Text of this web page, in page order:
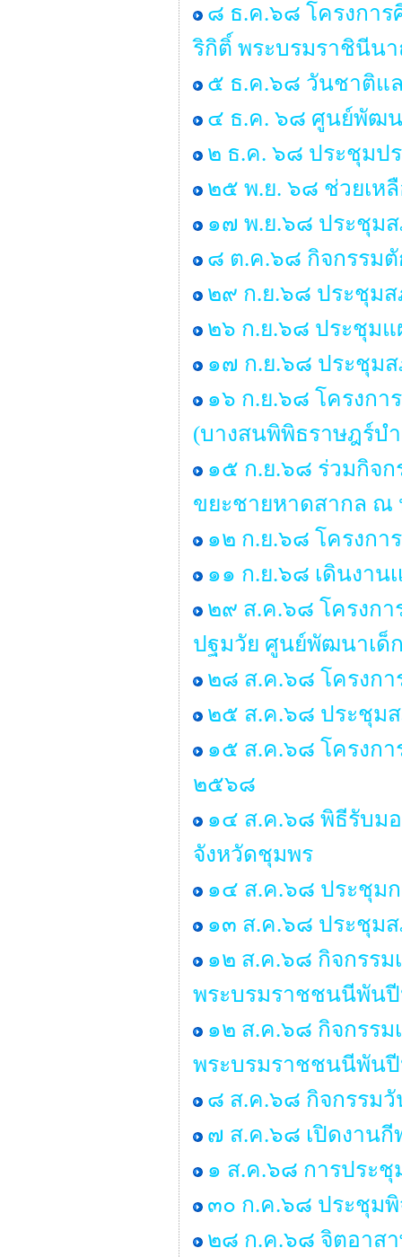
๘ ธ.ค.๖๘ โครงการ
ริกิติ์ พระบรมราชินีน
๕ ธ.ค.๖๘ วันชาติแ
๔ ธ.ค. ๖๘ ศูนย์พัฒน
๒ ธ.ค. ๖๘ ประชุมป
๒๕ พ.ย. ๖๘ ช่วยเห
๑๗ พ.ย.๖๘ ประชุม
๘ ต.ค.๖๘ กิจกรรม
๒๙ ก.ย.๖๘ ประชุม
๒๖ ก.ย.๖๘ ประชุม
๑๗ ก.ย.๖๘ ประชุม
๑๖ ก.ย.๖๘ โครงกา
(บางสนพิพิธราษฎร์บำ
๑๕ ก.ย.๖๘ ร่วมกิจก
ขยะชายหาดสากล ณ
๑๒ ก.ย.๖๘ โครงกา
๑๑ ก.ย.๖๘ เดินงาน
๒๙ ส.ค.๖๘ โครงการ
ปฐมวัย ศูนย์พัฒนาเด็
๒๘ ส.ค.๖๘ โครงก
๒๕ ส.ค.๖๘ ประชุม
๑๕ ส.ค.๖๘ โครงก
๒๕๖๘
๑๔ ส.ค.๖๘ พิธีรับม
จังหวัดชุมพร
๑๔ ส.ค.๖๘ ประชุม
๑๓ ส.ค.๖๘ ประชุม
๑๒ ส.ค.๖๘ กิจกรรม
พระบรมราชชนนีพันปี
๑๒ ส.ค.๖๘ กิจกรรม
พระบรมราชชนนีพันปี
๘ ส.ค.๖๘ กิจกรรม
๗ ส.ค.๖๘ เปิดงานกี
๑ ส.ค.๖๘ การประ
๓๐ ก.ค.๖๘ ประชุม
๒๘ ก.ค.๖๘ จิตอาส